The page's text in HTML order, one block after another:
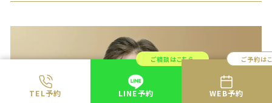
TEL予約
ご相談はこちら
LINE予約
ご予約は
WEB予約